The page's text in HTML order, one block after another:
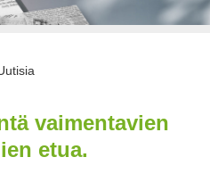
vaimentavien
etua.